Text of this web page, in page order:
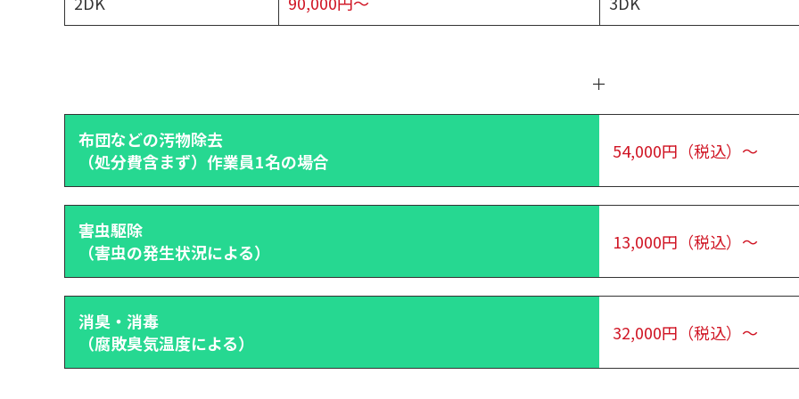
＋
布団などの汚物除去
（処分費含まず）作業員1名の場合
54,000円（税込）～
害虫駆除
（害虫の発生状況による）
13,000円（税込）～
消臭・消毒
（腐敗臭気温度による）
32,000円（税込）～